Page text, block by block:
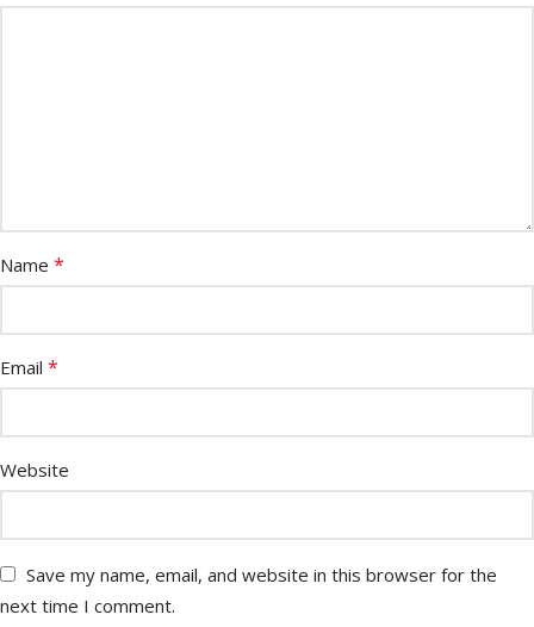
Name *
Email *
Website
Save my name, email, and website in this browser for the
next time I comment.